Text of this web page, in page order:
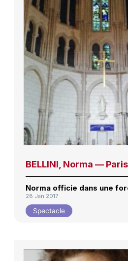
BELLINI, Norma — Paris
Norma officie dans une
28 Jan 2017
Spectacle